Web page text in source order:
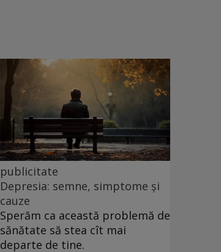
publicitate
Depresia: semne, simptome și
cauze
Sperăm ca această problemă de
sănătate să stea cît mai
departe de tine.